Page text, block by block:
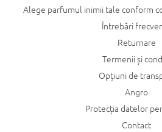
Alege parfumul inimii tale conform
Întrebări
Returnare
Termenii și
Opțiuni de
Angro
Protecția datelor
Contact